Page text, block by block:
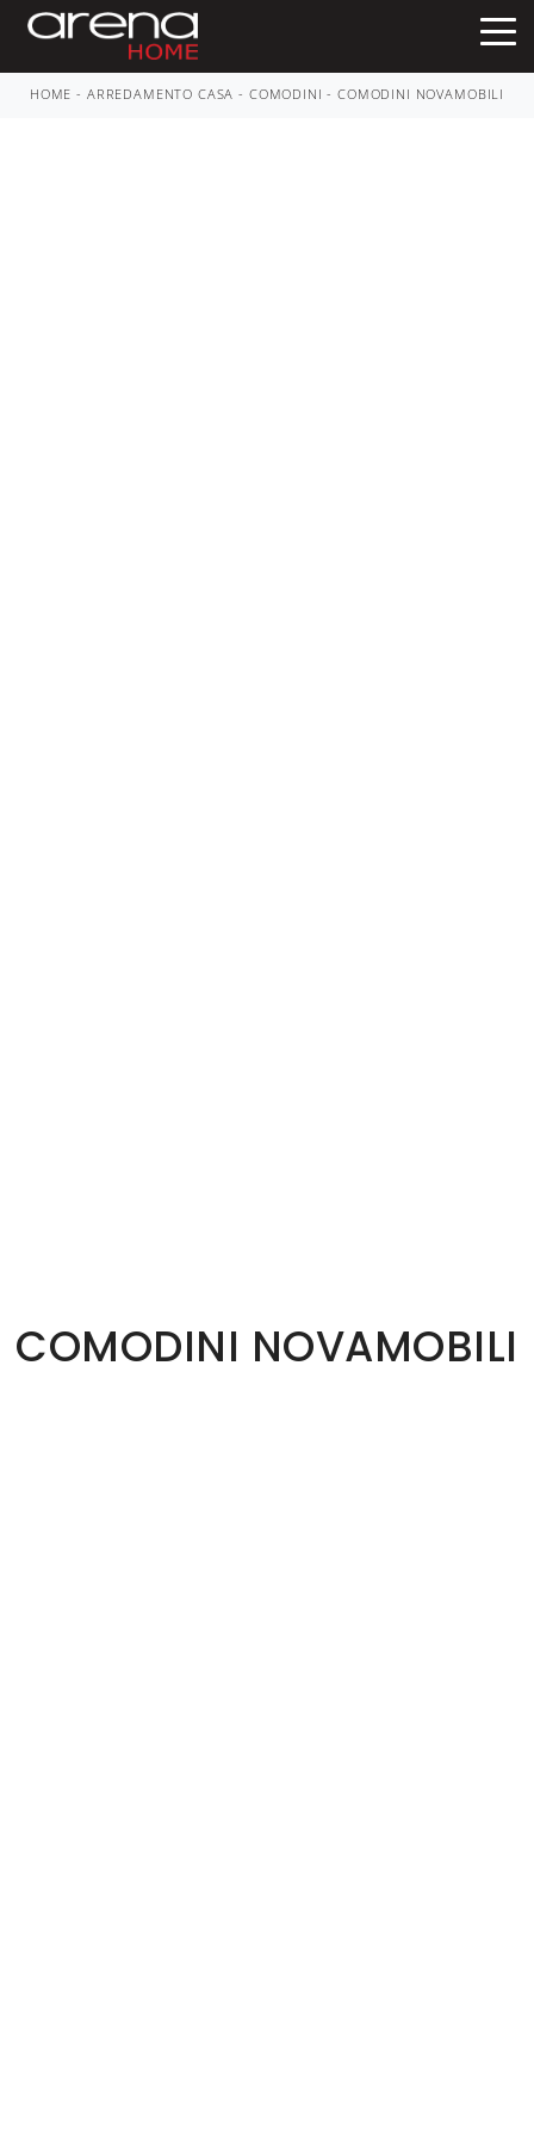
HOME - ARREDAMENTO CASA - COMODINI -COMODINI NOVAMOBILI
COMODINI NOVAMOBILI